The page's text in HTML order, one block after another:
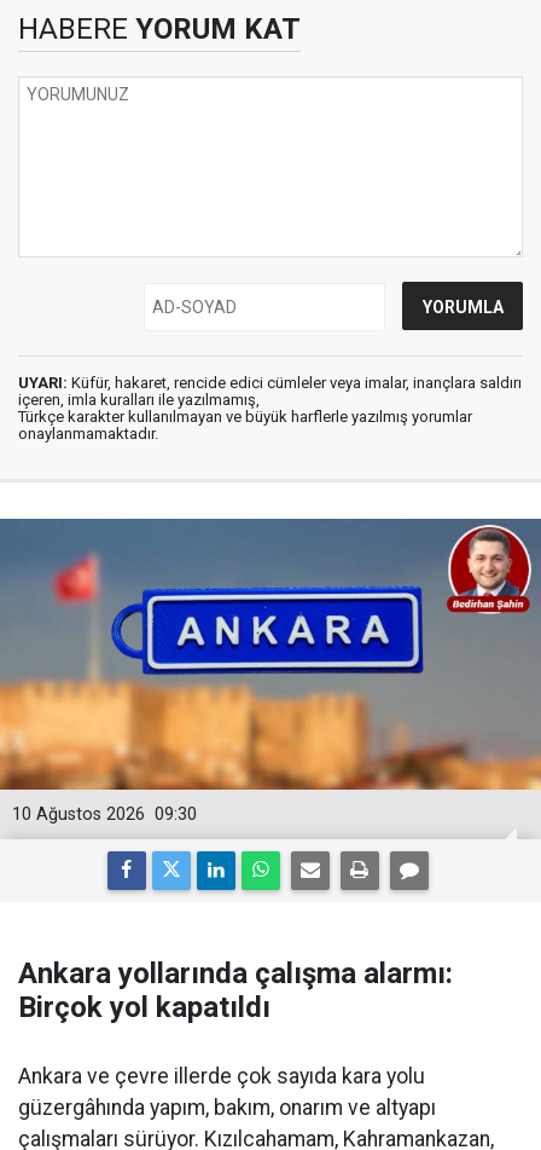
HABERE YORUM KAT
UYARI: Küfür, hakaret, rencide edici cümleler veya imalar, inançlara saldırı
içeren, imla kuralları ile yazılmamış,
Türkçe karakter kullanılmayan ve büyük harflerle yazılmış yorumlar
onaylanmamaktadır.
09:30
10 Ağustos 2026
Ankara yollarında çalışma alarmı:
Birçok yol kapatıldı
Ankara ve çevre illerde çok sayıda kara yolu
güzergâhında yapım, bakım, onarım ve altyapı
çalışmaları sürüyor. Kızılcahamam, Kahramankazan,